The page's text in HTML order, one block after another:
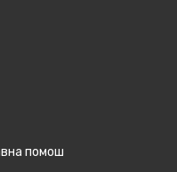
помош